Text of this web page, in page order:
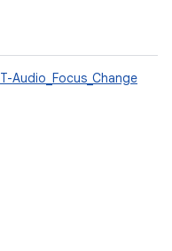
T-Audio_Focus_Change